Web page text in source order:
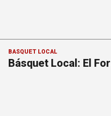
BÁSQUET LOCAL
Básquet Local: El